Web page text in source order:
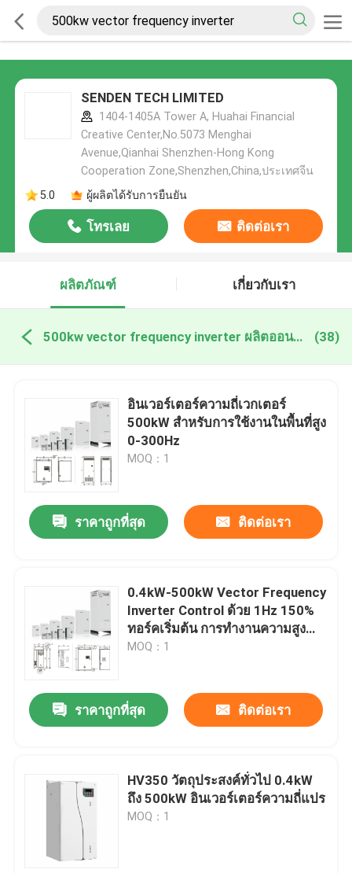
SENDEN TECH LIMITED
1404-1405A Tower A, Huahai Financial
Creative Center,No.5073 Menghai
Avenue,Qianhai Shenzhen-Hong Kong
Cooperation Zone,Shenzhen,China,ประเทศจีน
5.0
ผู้ผลิตได้รับการยืนยัน
โทรเลย ติดต่อเรา
ผลิตภัณฑ์ เกี่ยวกับเรา
500kw vector frequency inverter ผลิตออนไลน์ (38)
อินเวอร์เตอร์ความถี่เวกเตอร์
500kW สําหรับการใช้งานในพื้นที่สูง
0-300Hz
MOQ：1
ราคาถูกที่สุด ติดต่อเรา
0.4kW-500kW Vector Frequency
Inverter Control ด้วย 1Hz 150%
ทอร์คเริ่มต้น การทํางานความสูง
1000m
MOQ：1
ราคาถูกที่สุด ติดต่อเรา
HV350 วัตถุประสงค์ทั่วไป 0.4kW
ถึง 500kW อินเวอร์เตอร์ความถี่แปร
MOQ：1